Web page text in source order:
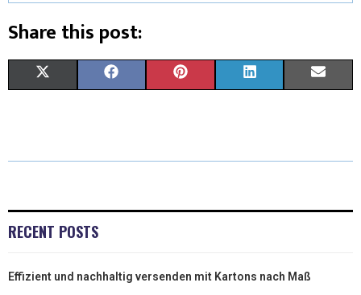
Share this post:
W
E
E
K
T
S
K
N
I
RECENT POSTS
Effizient und nachhaltig versenden mit Kartons nach Maß